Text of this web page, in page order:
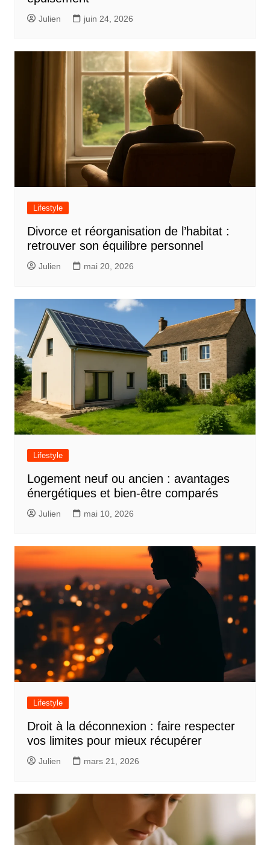
Julien juin 24, 2026
Lifestyle
Divorce et réorganisation de l’habitat :
retrouver son équilibre personnel
Julien mai 20, 2026
Lifestyle
Logement neuf ou ancien : avantages
énergétiques et bien-être comparés
Julien mai 10, 2026
Lifestyle
Droit à la déconnexion : faire respecter
vos limites pour mieux récupérer
Julien mars 21, 2026